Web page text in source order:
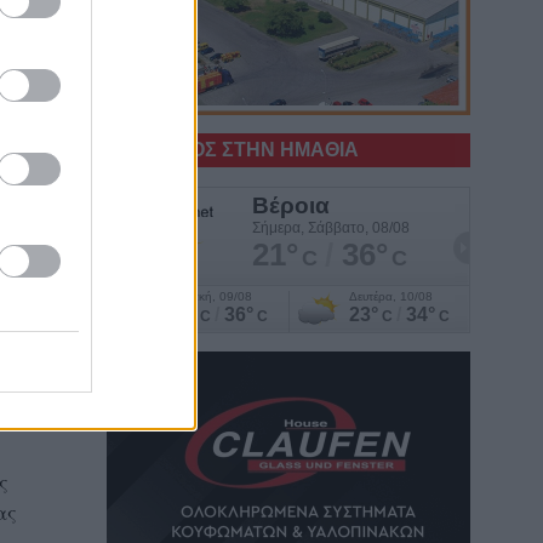
Ο ΚΑΙΡΟΣ ΣΤΗΝ ΗΜΑΘΙΑ